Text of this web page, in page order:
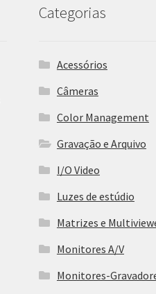
Categorias
Acessórios
Câmeras
Color Management
Gravação e Arquivo
I/O Video
Luzes de estúdio
Matrizes e
Monitores A/V
Monitores-